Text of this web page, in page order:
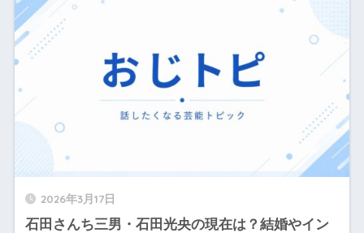
2026年3月17日
石田さんち三男・石田光央の現在は？結婚やイン